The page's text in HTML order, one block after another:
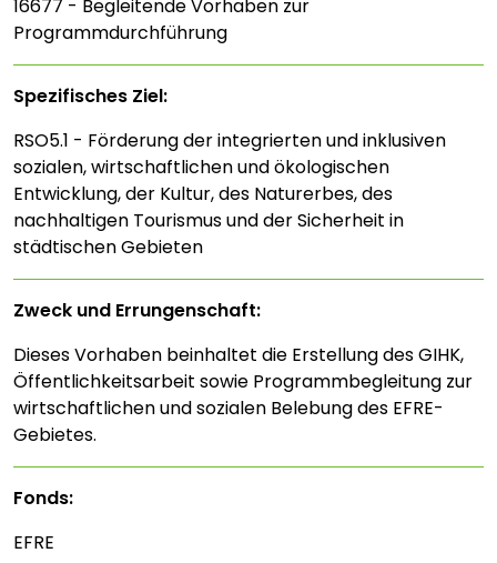
16677 - Begleitende Vorhaben zur
Programmdurchführung
Spezifisches Ziel:
RSO5.1 - Förderung der integrierten und inklusiven
sozialen, wirtschaftlichen und ökologischen
Entwicklung, der Kultur, des Naturerbes, des
nachhaltigen Tourismus und der Sicherheit in
städtischen Gebieten
Zweck und Errungenschaft:
Dieses Vorhaben beinhaltet die Erstellung des GIHK,
Öffentlichkeitsarbeit sowie Programmbegleitung zur
wirtschaftlichen und sozialen Belebung des EFRE-
Gebietes.
Fonds:
EFRE